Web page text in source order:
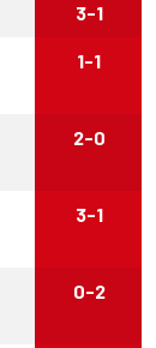
3-1
1-1
2-0
3-1
0-2